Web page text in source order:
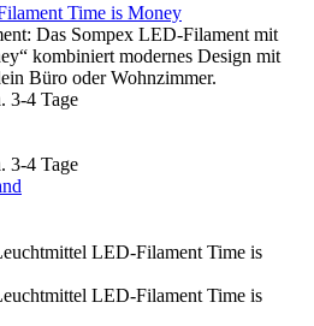
Time is Money
Das Sompex LED-Filament mit
kombiniert modernes Design mit
Büro oder Wohnzimmer.
3-4 Tage
3-4 Tage